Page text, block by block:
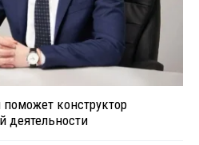
конструктор
деятельности